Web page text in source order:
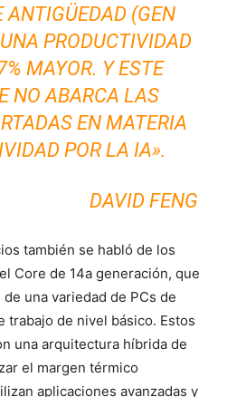
ANTIGÜEDAD (GEN
PRODUCTIVIDAD
MAYOR. Y ESTE
NO ABARCA LAS
EN MATERIA
POR LA IA».
DAVID FENG
también se habló de los
Core de 14a generación, que
una variedad de PCs de
trabajo de nivel básico. Estos
una arquitectura híbrida de
el margen térmico
aplicaciones avanzadas y